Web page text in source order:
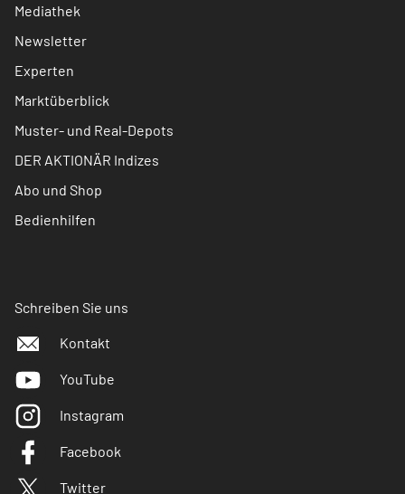
Mediathek
Newsletter
Experten
Marktüberblick
Muster- und Real-Depots
DER AKTIONÄR Indizes
Abo und Shop
Bedienhilfen
Schreiben Sie uns
Kontakt
YouTube
Instagram
Facebook
Twitter